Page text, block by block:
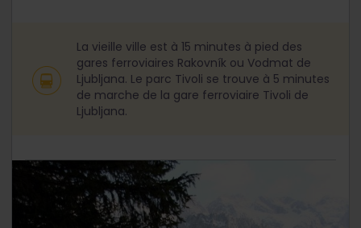
La vieille ville est à 15 minutes à pied des
gares ferroviaires Rakovník ou Vodmat de
Ljubljana. Le parc Tivoli se trouve à 5 minutes
de marche de la gare ferroviaire Tivoli de
Ljubljana.